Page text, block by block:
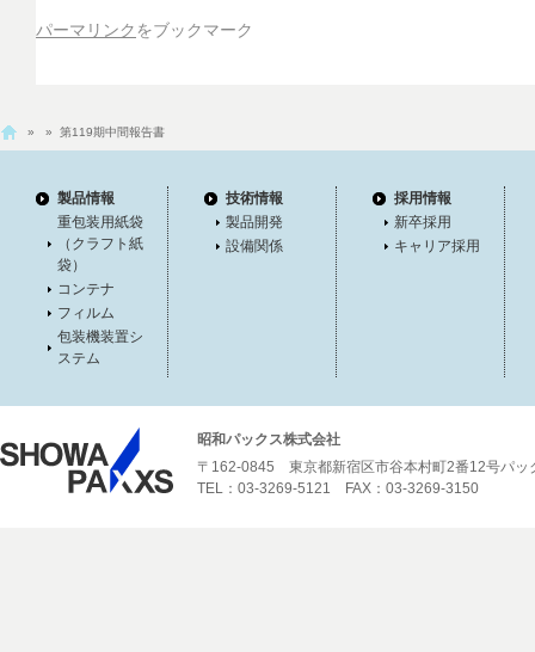
パーマリンク をブックマーク
» » 第119期中間報告書
製品情報
重包装用紙袋
（クラフト紙
袋）
コンテナ
フィルム
包装機装置シ
ステム
技術情報
製品開発
設備関係
採用情報
新卒採用
キャリア採用
昭和パックス株式会社
〒162-0845 東京都新宿区市谷本村町2番12号パッ
TEL：03-3269-5121 FAX：03-3269-3150